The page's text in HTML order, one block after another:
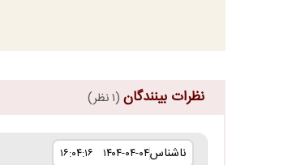
نظرات بینندگان (۱ نظر)
ناشناس۱۴۰۴-۰۴-۰۴ ۱۶:۰۴:۱۶